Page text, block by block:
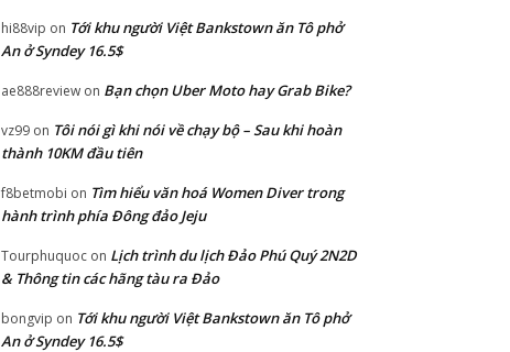
hi88vip on Tới khu người Việt Bankstown ăn Tô phở
An ở Syndey 16.5$
ae888review on Bạn chọn Uber Moto hay Grab Bike?
vz99 on Tôi nói gì khi nói về chạy bộ – Sau khi hoàn
thành 10KM đầu tiên
f8betmobi on Tìm hiểu văn hoá Women Diver trong
hành trình phía Đông đảo Jeju
Tourphuquoc on Lịch trình du lịch Đảo Phú Quý 2N2D
& Thông tin các hãng tàu ra Đảo
bongvip on Tới khu người Việt Bankstown ăn Tô phở
An ở Syndey 16.5$